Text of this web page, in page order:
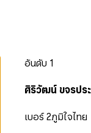
อันดับ 1
ศิริวัฒน์ ขจรปร
เบอร์ 2ภูมิใจไทย